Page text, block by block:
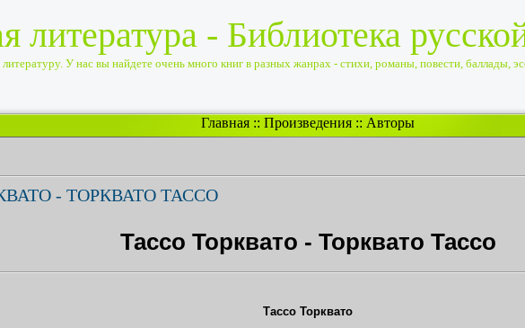
литература - Библиотека
У нас вы найдете очень много книг в разных жанрах - стихи, романы, повести, баллады,
Главная :: Произведения :: Авторы
- ТОРКВАТО ТАССО
Тассо Торквато - Торквато Тассо
Тассо Торквато